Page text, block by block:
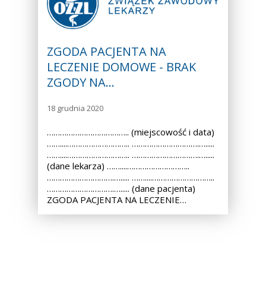
ZGODA PACJENTA NA
LECZENIE DOMOWE - BRAK
ZGODY NA…
18 grudnia 2020
……………………………….. (miejscowość i data)
……....……………………….. ………………………….….....
……....……………………….. ………………………….….....
(dane lekarza) ……....………………………..
………………………….…..... ……....………………………..
………………………….…..... (dane pacjenta)
ZGODA PACJENTA NA LECZENIE…